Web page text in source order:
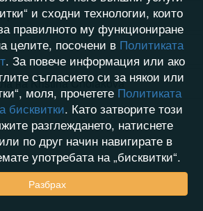
на Kristina Cholakova
и сходни технологии, които
правилното му функциониране
целите, посочени в Политиката
. За повече информация или ако
съгласието си за някои или
моля, прочетете Политиката
бисквитки. Като затворите този
разглеждането, натиснете
по друг начин навигирате в
употребата на „бисквитки“.
Разбрах